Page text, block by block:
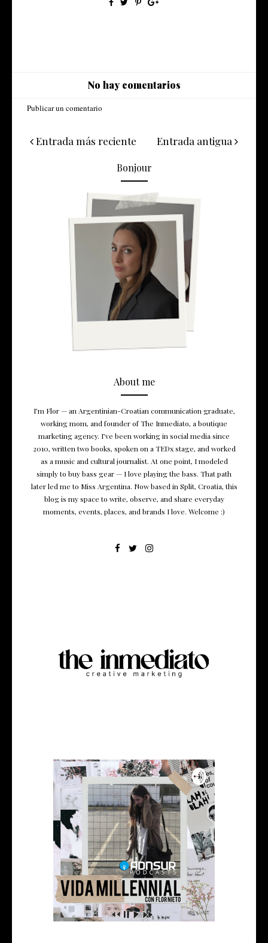
No hay comentarios
Publicar un comentario
Entrada más reciente Entrada antigua
Bonjour
About me
I’m Flor — an Argentinian-Croatian communication graduate,
working mom, and founder of The Inmediato, a boutique
marketing agency. I’ve been working in social media since
2010, written two books, spoken on a TEDx stage, and worked
as a music and cultural journalist. At one point, I modeled
simply to buy bass gear — I love playing the bass. That path
later led me to Miss Argentina. Now based in Split, Croatia, this
blog is my space to write, observe, and share everyday
moments, events, places, and brands I love. Welcome :)